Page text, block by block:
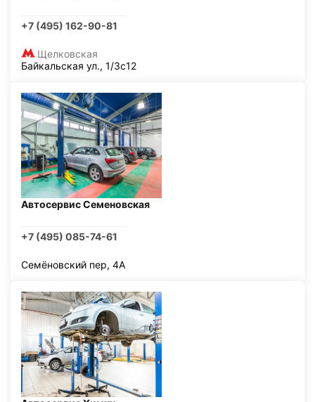
+7 (495) 162-90-81
Щелковская
Байкальская ул., 1/3с12
Автосервис Семеновская
+7 (495) 085-74-61
Семёновский пер, 4А